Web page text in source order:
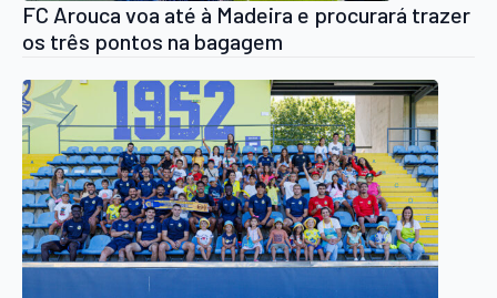
FC Arouca voa até à Madeira e procurará trazer
os três pontos na bagagem